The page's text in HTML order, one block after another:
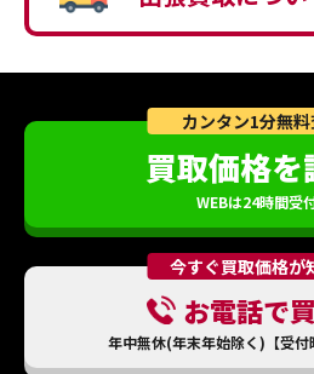
カンタン1分無料
買取価格を
WEBは24時間受
今すぐ買取価格が
お電話で
年中無休(年末年始除く)【受